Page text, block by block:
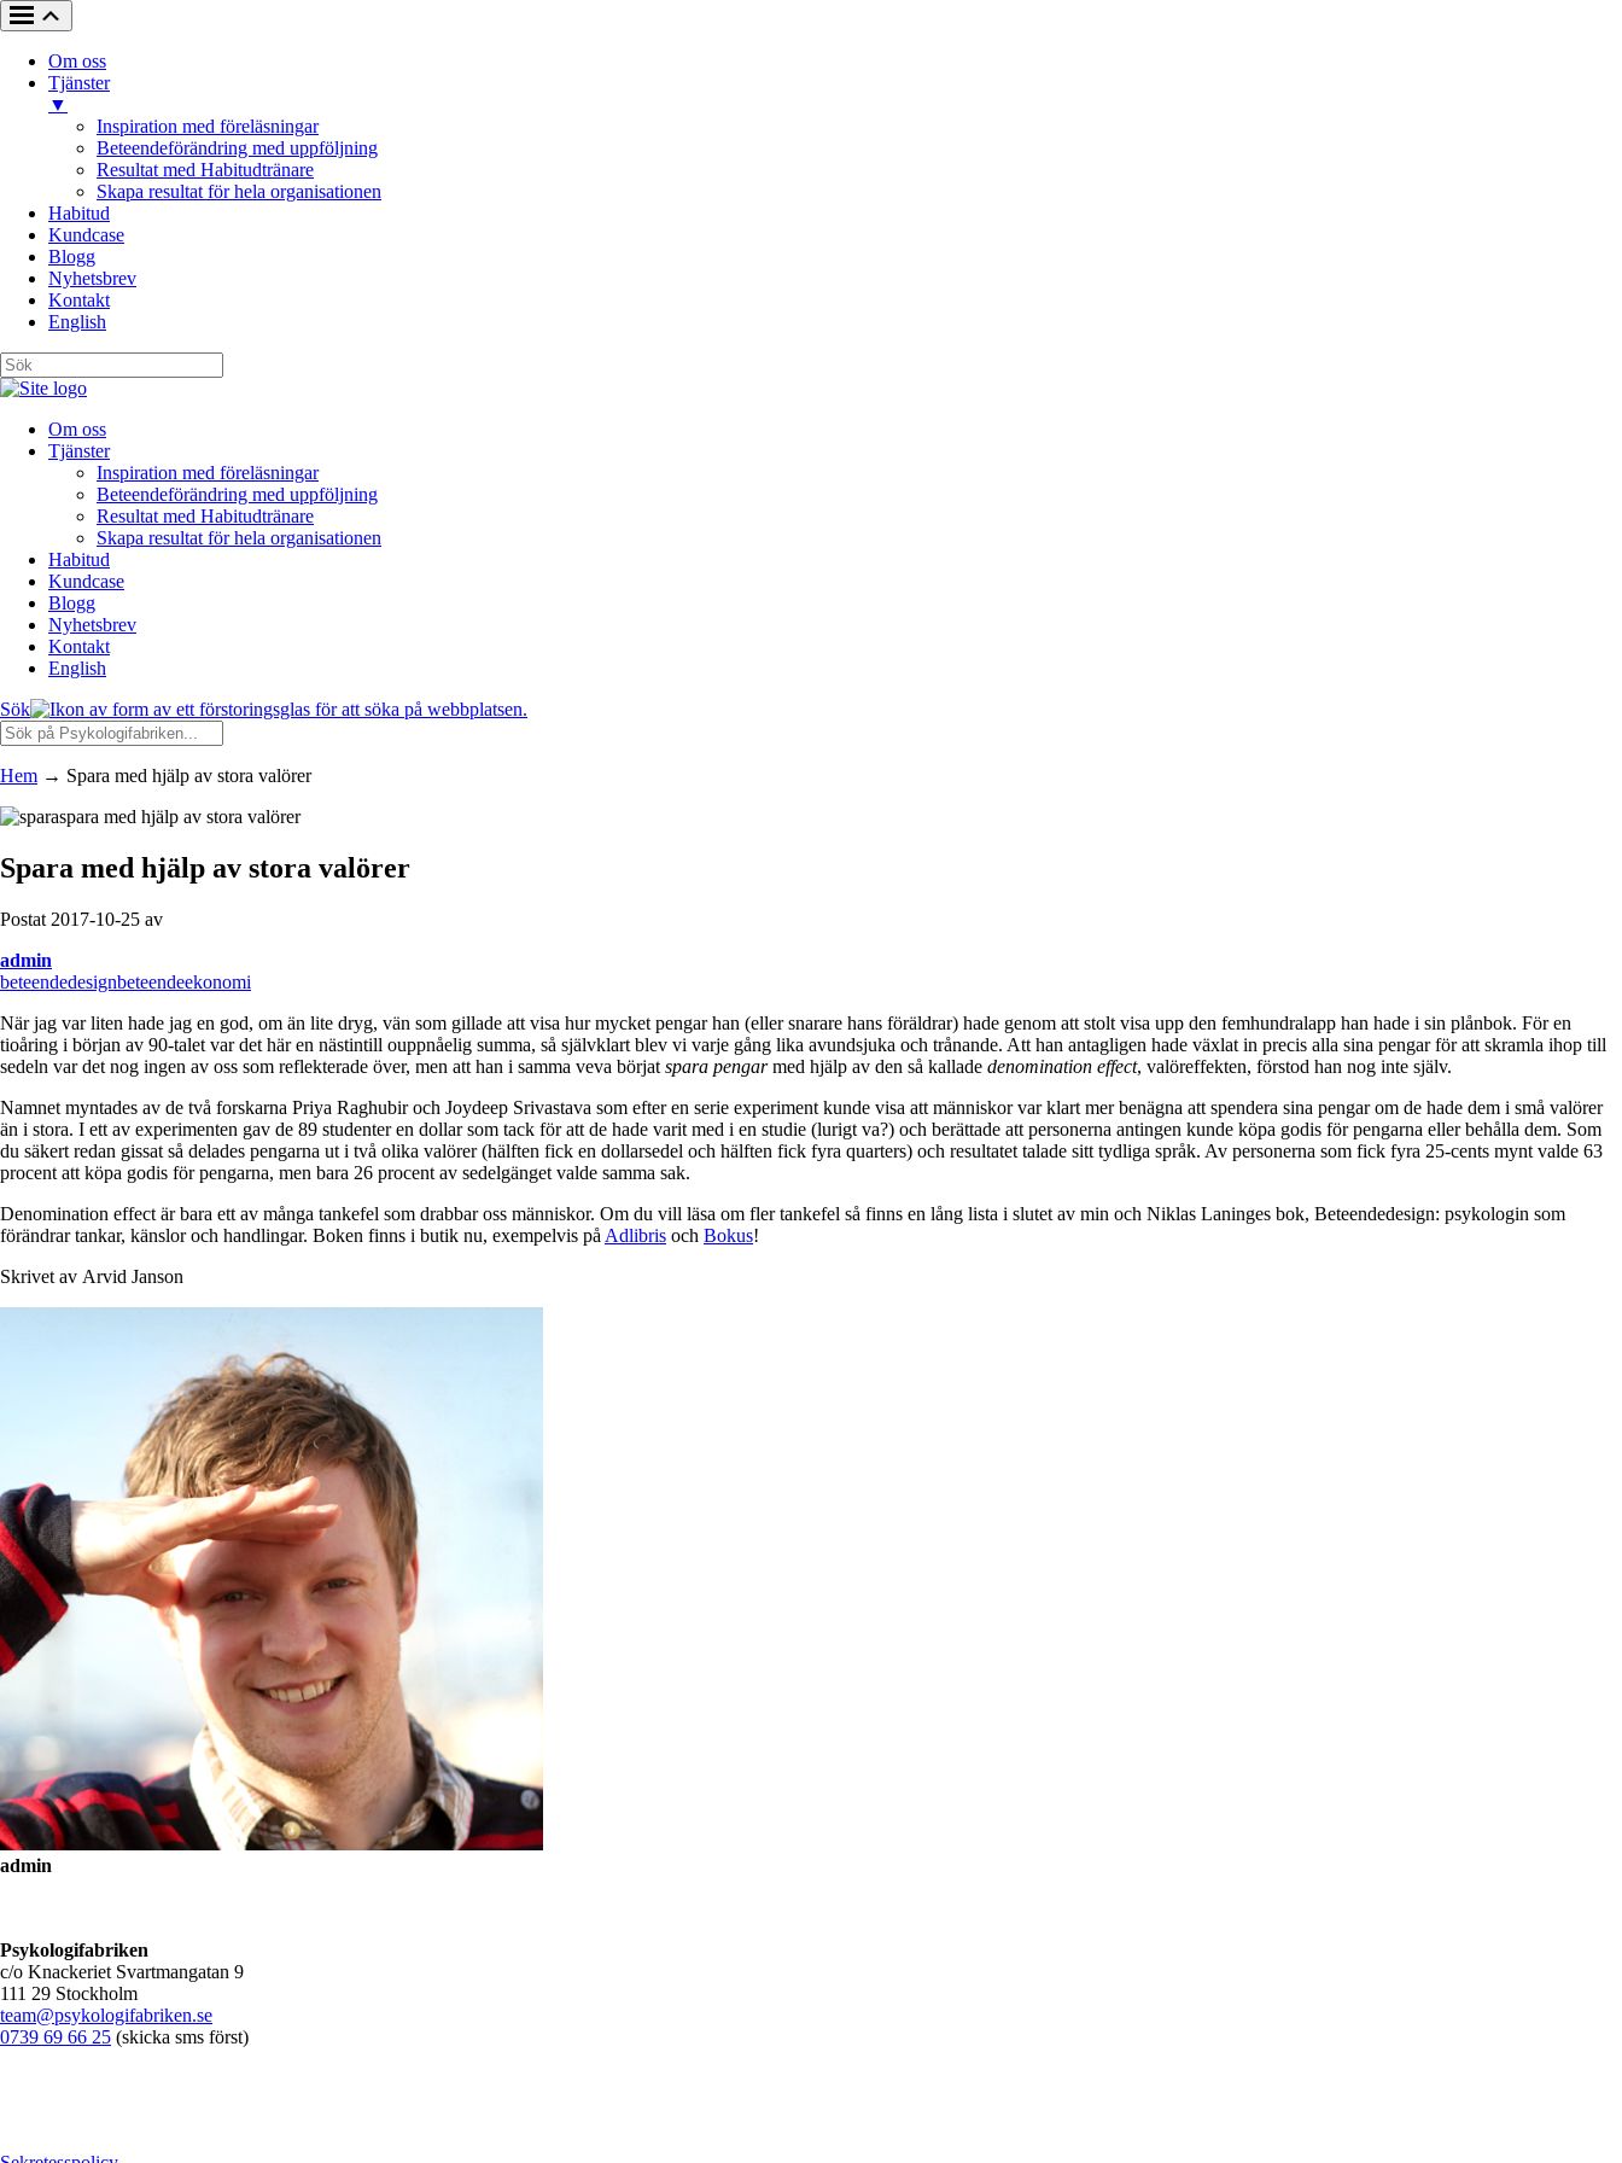
Om oss
Tjänster
▼
Inspiration med föreläsningar
Beteendeförändring med uppföljning
Resultat med Habitudtränare
Skapa resultat för hela organisationen
Habitud
Kundcase
Blogg
Nyhetsbrev
Kontakt
English
Om oss
Tjänster
Inspiration med föreläsningar
Beteendeförändring med uppföljning
Resultat med Habitudtränare
Skapa resultat för hela organisationen
Habitud
Kundcase
Blogg
Nyhetsbrev
Kontakt
English
Sök
Hem → Spara med hjälp av stora valörer
spara med hjälp av stora valörer
Spara med hjälp av stora valörer
Postat 2017-10-25 av
admin
beteendedesignbeteendeekonomi
När jag var liten hade jag en god, om än lite dryg, vän som gillade att visa hur mycket pengar han (eller snarare hans föräldrar) hade genom att stolt visa upp den femhundralapp han hade i sin plånbok. För en
tioåring i början av 90-talet var det här en nästintill ouppnåelig summa, så självklart blev vi varje gång lika avundsjuka och trånande. Att han antagligen hade växlat in precis alla sina pengar för att skramla ihop till
sedeln var det nog ingen av oss som reflekterade över, men att han i samma veva börjat spara pengarmed hjälp av den så kallade denomination effect, valöreffekten, förstod han nog inte själv.
Namnet myntades av de två forskarna Priya Raghubir och Joydeep Srivastava som efter en serie experiment kunde visa att människor var klart mer benägna att spendera sina pengar om de hade dem i små valörer
än i stora. I ett av experimenten gav de 89 studenter en dollar som tack för att de hade varit med i en studie (lurigt va?) och berättade att personerna antingen kunde köpa godis för pengarna eller behålla dem. Som
du säkert redan gissat så delades pengarna ut i två olika valörer (hälften fick en dollarsedel och hälften fick fyra quarters) och resultatet talade sitt tydliga språk. Av personerna som fick fyra 25-cents mynt valde 63
procent att köpa godis för pengarna, men bara 26 procent av sedelgänget valde samma sak.
Denomination effect är bara ett av många tankefel som drabbar oss människor. Om du vill läsa om fler tankefel så finns en lång lista i slutet av min och Niklas Laninges bok, Beteendedesign: psykologin som
förändrar tankar, känslor och handlingar. Boken finns i butik nu, exempelvis på Adlibris och Bokus!
Skrivet av Arvid Janson
admin
Psykologifabriken
c/o Knackeriet Svartmangatan 9
111 29 Stockholm
team@psykologifabriken.se
0739 69 66 25 (skicka sms först)